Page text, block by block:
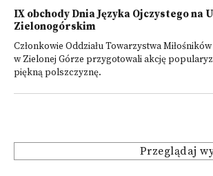
IX obchody Dnia Języka Ojczystego na
Zielonogórskim
Członkowie Oddziału Towarzystwa
w Zielonej Górze przygotowali akcję
piękną polszczyznę.
Przeglądaj